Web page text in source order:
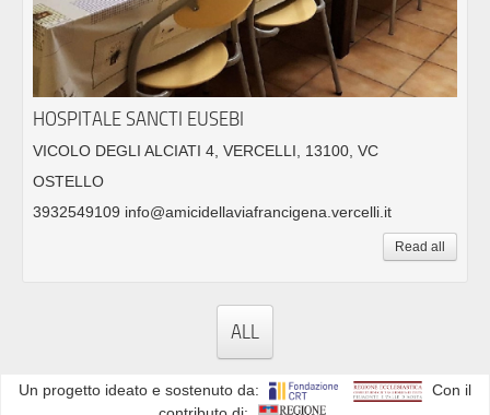
HOSPITALE SANCTI EUSEBI
VICOLO DEGLI ALCIATI 4, VERCELLI, 13100, VC
OSTELLO
3932549109 info@amicidellaviafrancigena.vercelli.it
Read all
ALL
Un progetto ideato e sostenuto da:
Con il